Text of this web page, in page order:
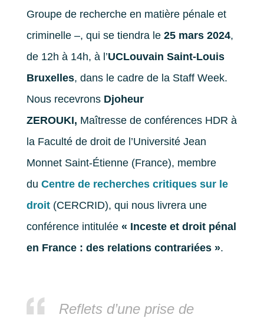
Groupe de recherche en matière pénale et
criminelle –, qui se tiendra le 25 mars 2024,
de 12h à 14h, à l’UCLouvain Saint-Louis
Bruxelles, dans le cadre de la Staff Week.
Nous recevrons Djoheur
ZEROUKI, Maîtresse de conférences HDR à
la Faculté de droit de l’Université Jean
Monnet Saint-Étienne (France), membre
du Centre de recherches critiques sur le
droit(CERCRID), qui nous livrera une
conférence intitulée « Inceste et droit pénal
en France : des relations contrariées ».
Reflets d’une prise de